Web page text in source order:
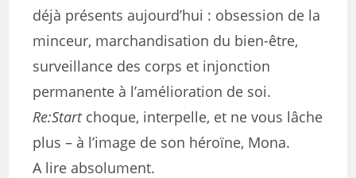
déjà présents aujourd’hui : obsession de la
minceur, marchandisation du bien-être,
surveillance des corps et injonction
permanente à l’amélioration de soi.
Re:Startchoque, interpelle, et ne vous lâche
plus – à l’image de son héroïne, Mona.
A lire absolument.